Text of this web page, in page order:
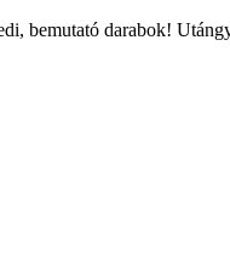
bemutató darabok!